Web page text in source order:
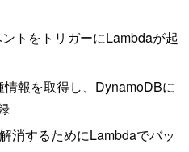
トをトリガーにLambdaが起
報を取得し、DynamoDBに
消するためにLambdaでバッ